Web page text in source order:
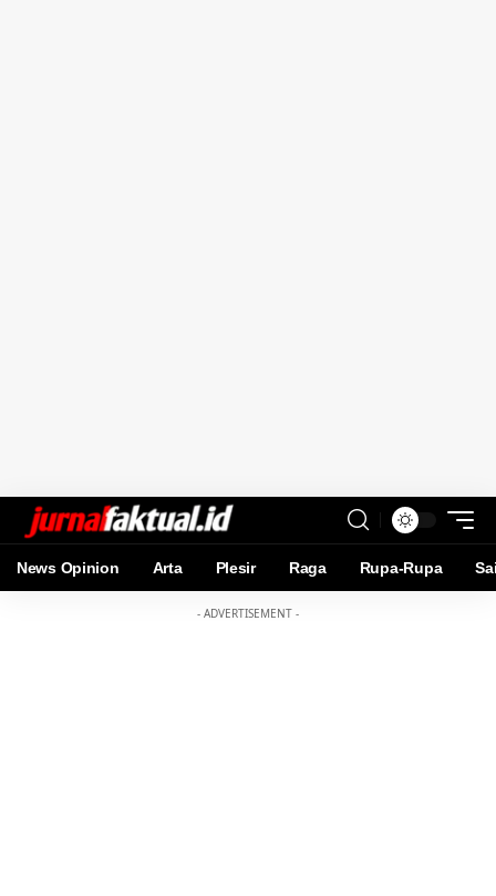
News Opinion Arta Plesir Raga Rupa-Rupa
- ADVERTISEMENT -